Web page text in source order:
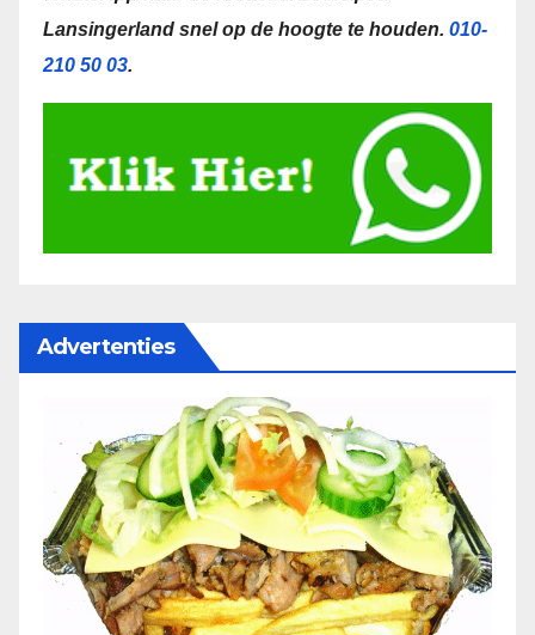
Lansingerland snel op de hoogte te houden. 010-
210 50 03.
Advertenties